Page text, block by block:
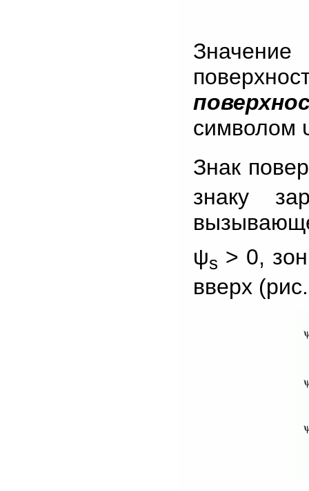
Значение
символом
Знак
знаку
ψs > 0,
вверх